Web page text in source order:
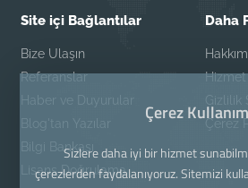
Site içi Bağlantılar
Bize Ulaşın
Referanslar
Haber ve Duyurular
Blog'tan Yazılar
Bilgi Bankası
Lisans Doğrulama
Daha
Gizlilik
Çerez
Çerez
Sizlere daha iyi bir hizmet
çerezlerden faydalanıyoruz. Sitemizi